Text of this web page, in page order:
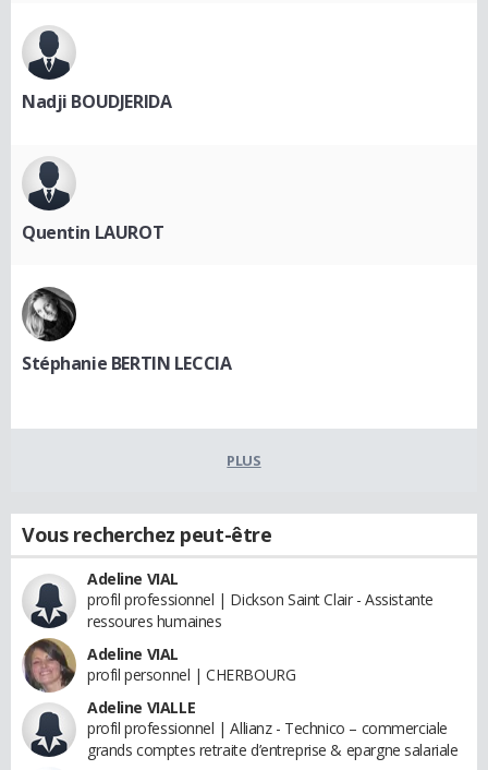
Nadji BOUDJERIDA
Quentin LAUROT
Stéphanie BERTIN LECCIA
PLUS
Vous recherchez peut-être
Adeline VIAL
profil professionnel | Dickson Saint Clair - Assistante
ressoures humaines
Adeline VIAL
profil personnel | CHERBOURG
Adeline VIALLE
profil professionnel | Allianz - Technico – commerciale
grands comptes retraite d’entreprise & epargne salariale